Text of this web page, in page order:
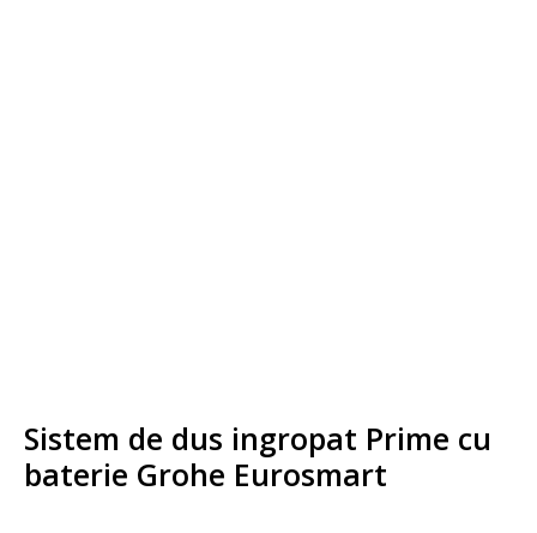
Sistem de dus ingropat Prime cu
baterie Grohe Eurosmart